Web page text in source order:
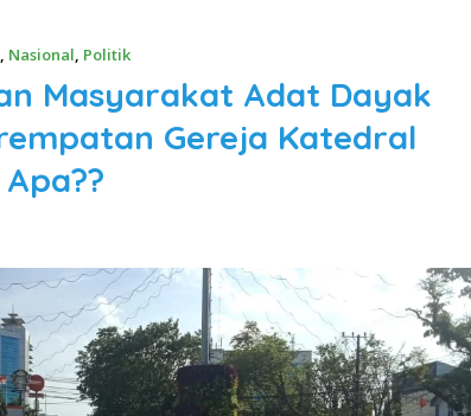
, Nasional, Politik
Masyarakat Adat Dayak
Gereja Katedral